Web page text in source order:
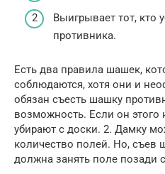
Выигрывает тот, кто
противника.
Есть два правила шашек,
соблюдаются, хотя они и
обязан съесть шашку
возможность. Если он этого
убирают с доски. 2. Дамку
количество полей. Но, съев
должна занять поле позади